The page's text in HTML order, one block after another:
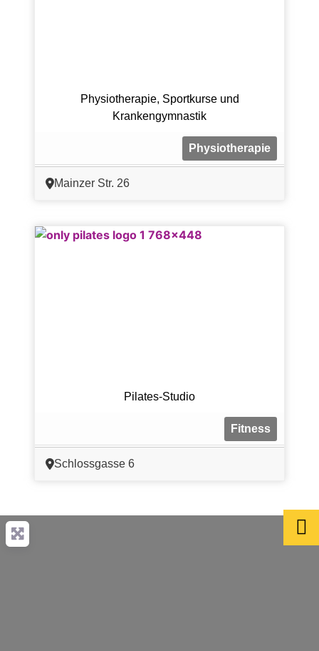
Physiotherapie, Sportkurse und
Krankengymnastik
Physiotherapie
Mainzer Str. 26
Pilates-Studio
Fitness
Schlossgasse 6